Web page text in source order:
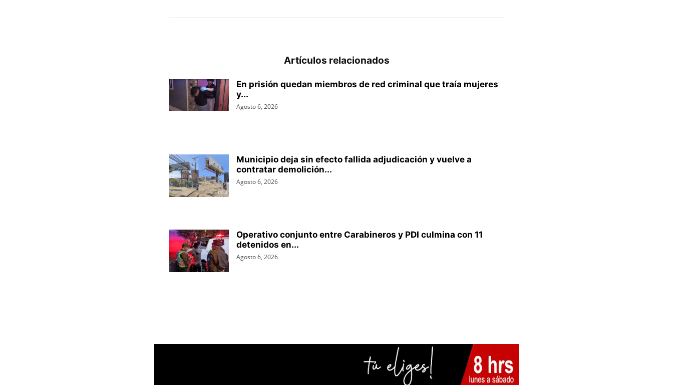
Artículos relacionados
En prisión quedan miembros de red criminal que traía mujeres
y...
Agosto 6, 2026
Municipio deja sin efecto fallida adjudicación y vuelve a
contratar demolición...
Agosto 6, 2026
Operativo conjunto entre Carabineros y PDI culmina con 11
detenidos en...
Agosto 6, 2026